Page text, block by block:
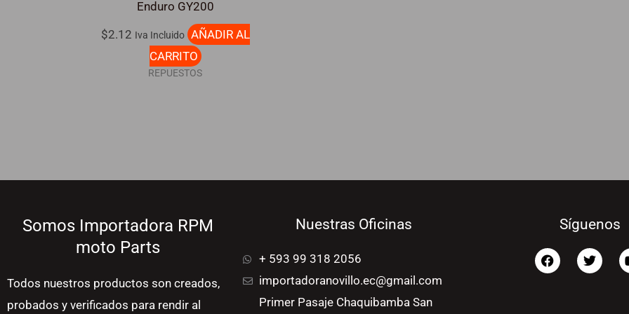
Enduro GY200
$2.12 Iva Incluido AÑADIR AL
CARRITO
REPUESTOS
Somos Importadora RPM
moto Parts
Todos nuestros productos son creados,
probados y verificados para rendir al
Nuestras Oficinas
+ 593 99 318 2056
importadoranovillo.ec@gmail.com
Primer Pasaje Chaquibamba San
Síguenos
F
a
T
w